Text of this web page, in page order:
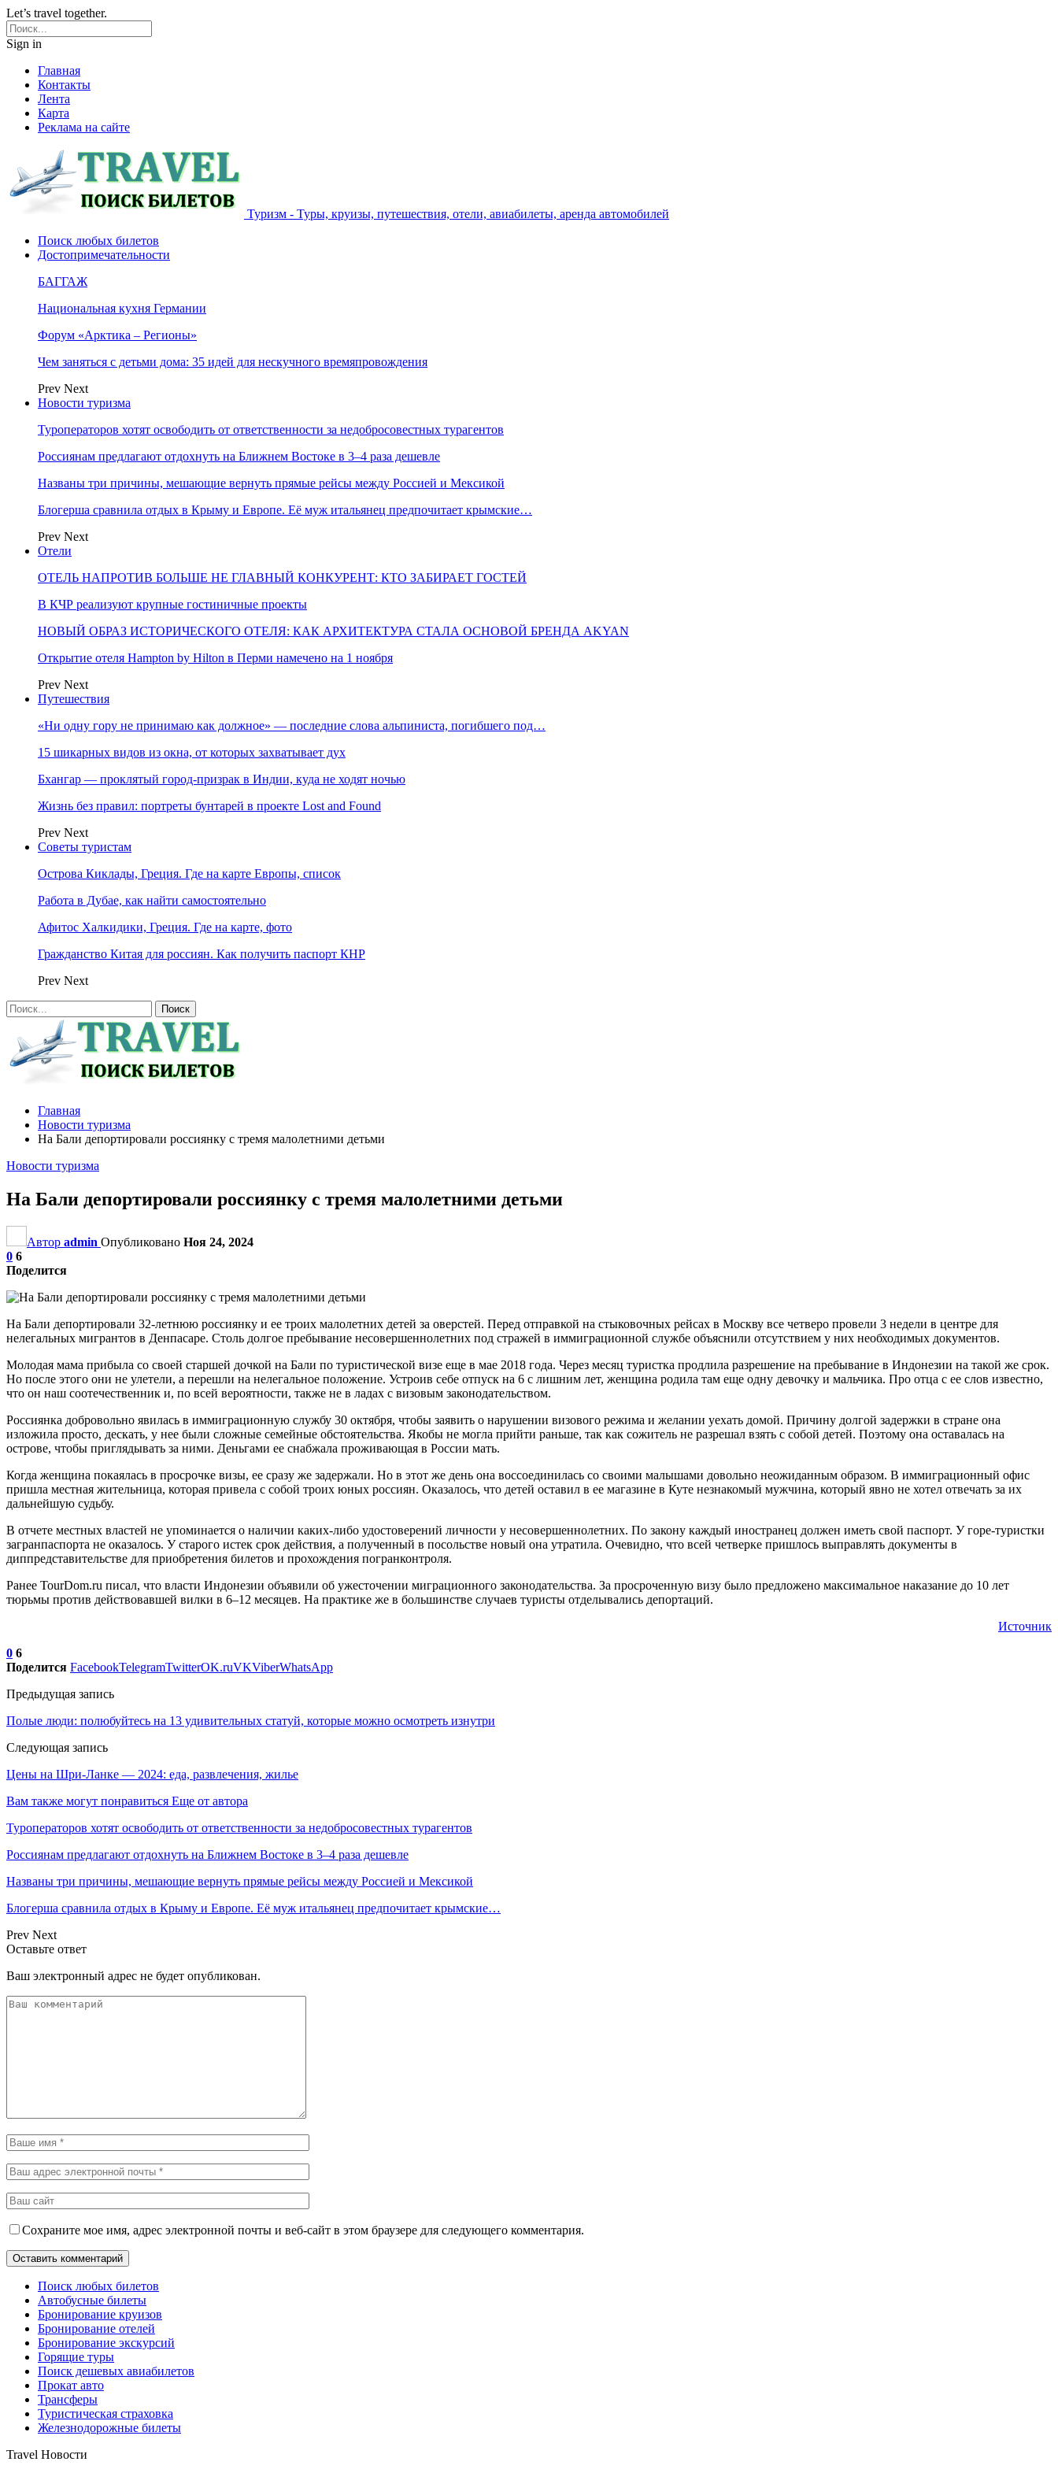
Let’s travel together.
Sign in
Главная
Контакты
Лента
Карта
Реклама на сайте
Туризм - Туры, круизы, путешествия, отели, авиабилеты, аренда автомобилей
Поиск любых билетов
Достопримечательности
БАГГАЖ
Национальная кухня Германии
Форум «Арктика – Регионы»
Чем заняться с детьми дома: 35 идей для нескучного времяпровождения
Prev Next
Новости туризма
Туроператоров хотят освободить от ответственности за недобросовестных турагентов
Россиянам предлагают отдохнуть на Ближнем Востоке в 3–4 раза дешевле
Названы три причины, мешающие вернуть прямые рейсы между Россией и Мексикой
Блогерша сравнила отдых в Крыму и Европе. Её муж итальянец предпочитает крымские…
Prev Next
Отели
ОТЕЛЬ НАПРОТИВ БОЛЬШЕ НЕ ГЛАВНЫЙ КОНКУРЕНТ: КТО ЗАБИРАЕТ ГОСТЕЙ
В КЧР реализуют крупные гостиничные проекты
НОВЫЙ ОБРАЗ ИСТОРИЧЕСКОГО ОТЕЛЯ: КАК АРХИТЕКТУРА СТАЛА ОСНОВОЙ БРЕНДА AKYAN
Открытие отеля Hampton by Hilton в Перми намечено на 1 ноября
Prev Next
Путешествия
«Ни одну гору не принимаю как должное» — последние слова альпиниста, погибшего под…
15 шикарных видов из окна, от которых захватывает дух
Бхангар — проклятый город-призрак в Индии, куда не ходят ночью
Жизнь без правил: портреты бунтарей в проекте Lost and Found
Prev Next
Советы туристам
Острова Киклады, Греция. Где на карте Европы, список
Работа в Дубае, как найти самостоятельно
Афитос Халкидики, Греция. Где на карте, фото
Гражданство Китая для россиян. Как получить паспорт КНР
Prev Next
Главная
Новости туризма
На Бали депортировали россиянку с тремя малолетними детьми
Новости туризма
На Бали депортировали россиянку с тремя малолетними детьми
Автор admin Опубликовано Ноя 24, 2024
0 6
Поделится
На Бали депортировали 32-летнюю россиянку и ее троих малолетних детей за оверстей. Перед отправкой на стыковочных рейсах в Москву все четверо провели 3 недели в центре для
нелегальных мигрантов в Денпасаре. Столь долгое пребывание несовершеннолетних под стражей в иммиграционной службе объяснили отсутствием у них необходимых документов.
Молодая мама прибыла со своей старшей дочкой на Бали по туристической визе еще в мае 2018 года. Через месяц туристка продлила разрешение на пребывание в Индонезии на такой же срок.
Но после этого они не улетели, а перешли на нелегальное положение. Устроив себе отпуск на 6 с лишним лет, женщина родила там еще одну девочку и мальчика. Про отца с ее слов известно,
что он наш соотечественник и, по всей вероятности, также не в ладах с визовым законодательством.
Россиянка добровольно явилась в иммиграционную службу 30 октября, чтобы заявить о нарушении визового режима и желании уехать домой. Причину долгой задержки в стране она
изложила просто, дескать, у нее были сложные семейные обстоятельства. Якобы не могла прийти раньше, так как сожитель не разрешал взять с собой детей. Поэтому она оставалась на
острове, чтобы приглядывать за ними. Деньгами ее снабжала проживающая в России мать.
Когда женщина покаялась в просрочке визы, ее сразу же задержали. Но в этот же день она воссоединилась со своими малышами довольно неожиданным образом. В иммиграционный офис
пришла местная жительница, которая привела с собой троих юных россиян. Оказалось, что детей оставил в ее магазине в Куте незнакомый мужчина, который явно не хотел отвечать за их
дальнейшую судьбу.
В отчете местных властей не упоминается о наличии каких-либо удостоверений личности у несовершеннолетних. По закону каждый иностранец должен иметь свой паспорт. У горе-туристки
загранпаспорта не оказалось. У старого истек срок действия, а полученный в посольстве новый она утратила. Очевидно, что всей четверке пришлось выправлять документы в
диппредставительстве для приобретения билетов и прохождения погранконтроля.
Ранее TourDom.ru писал, что власти Индонезии объявили об ужесточении миграционного законодательства. За просроченную визу было предложено максимальное наказание до 10 лет
тюрьмы против действовавшей вилки в 6–12 месяцев. На практике же в большинстве случаев туристы отделывались депортаций.
Источник
0 6
Поделится FacebookTelegramTwitterOK.ruVKViberWhatsApp
Предыдущая запись
Полые люди: полюбуйтесь на 13 удивительных статуй, которые можно осмотреть изнутри
Следующая запись
Цены на Шри-Ланке — 2024: еда, развлечения, жилье
Вам также могут понравиться Еще от автора
Туроператоров хотят освободить от ответственности за недобросовестных турагентов
Россиянам предлагают отдохнуть на Ближнем Востоке в 3–4 раза дешевле
Названы три причины, мешающие вернуть прямые рейсы между Россией и Мексикой
Блогерша сравнила отдых в Крыму и Европе. Её муж итальянец предпочитает крымские…
Prev Next
Оставьте ответ
Ваш электронный адрес не будет опубликован.
Сохраните мое имя, адрес электронной почты и веб-сайт в этом браузере для следующего комментария.
Поиск любых билетов
Автобусные билеты
Бронирование круизов
Бронирование отелей
Бронирование экскурсий
Горящие туры
Поиск дешевых авиабилетов
Прокат авто
Трансферы
Туристическая страховка
Железнодорожные билеты
Travel Новости